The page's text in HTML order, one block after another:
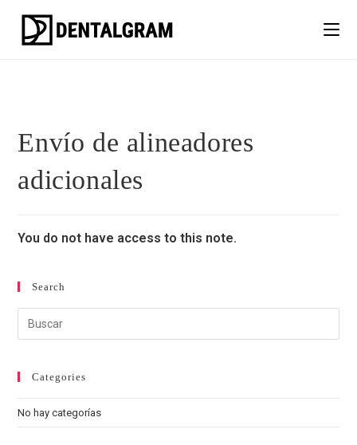
Envío de alineadores
adicionales
You do not have access to this note.
Search
Categories
No hay categorías